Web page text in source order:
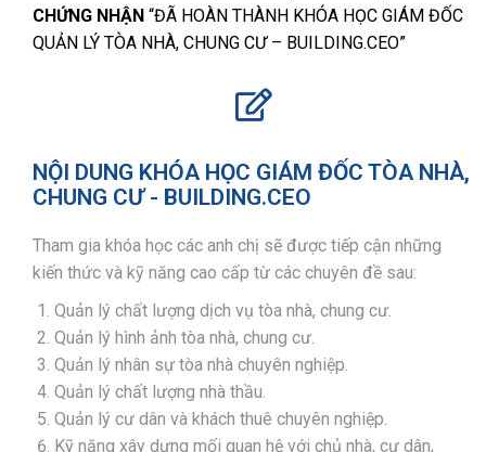
CHỨNG NHẬN “ĐÃ HOÀN THÀNH KHÓA HỌC GIÁM ĐỐC
QUẢN LÝ TÒA NHÀ, CHUNG CƯ – BUILDING.CEO”
NỘI DUNG KHÓA HỌC GIÁM ĐỐC TÒA NHÀ,
CHUNG CƯ - BUILDING.CEO
Tham gia khóa học các anh chị sẽ được tiếp cận những
kiến thức và kỹ năng cao cấp từ các chuyên đề sau:
Quản lý chất lượng dịch vụ tòa nhà, chung cư.
Quản lý hình ảnh tòa nhà, chung cư.
Quản lý nhân sự tòa nhà chuyên nghiệp.
Quản lý chất lượng nhà thầu.
Quản lý cư dân và khách thuê chuyên nghiệp.
Kỹ năng xây dựng mối quan hệ với chủ nhà, cư dân,